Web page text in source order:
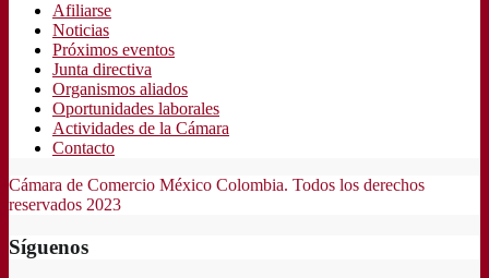
Afiliarse
Noticias
Próximos eventos
Junta directiva
Organismos aliados
Oportunidades laborales
Actividades de la Cámara
Contacto
Cámara de Comercio México Colombia. Todos los derechos
reservados 2023
Síguenos